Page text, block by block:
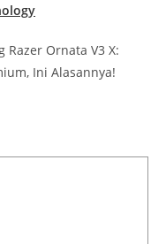
Ornata V3 X:
Ini Alasannya!